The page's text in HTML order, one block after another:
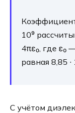
10⁹
4πε₀, где ε₀
равная 8,85 ∙
С учётом